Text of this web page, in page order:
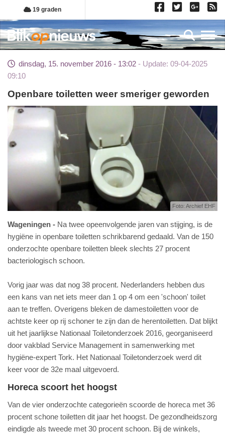
Overslaan
en
naar
de
gaan
19 graden
dinsdag, 15. november 2016 - 13:02
Update: 09-04-2025
09:10
Openbare toiletten weer smeriger geworden
Foto: Archief EHF
Wageningen
Na twee opeenvolgende jaren van stijging, is de
hygiëne in openbare toiletten schrikbarend gedaald. Van de 150
onderzochte openbare toiletten bleek slechts 27 procent
bacteriologisch schoon.
Vorig jaar was dat nog 38 procent. Nederlanders hebben dus
een kans van net iets meer dan 1 op 4 om een 'schoon' toilet
aan te treffen. Overigens bleken de damestoiletten voor de
achtste keer op rij schoner te zijn dan de herentoiletten. Dat blijkt
uit het jaarlijkse Nationaal Toiletonderzoek 2016, georganiseerd
door vakblad Service Management in samenwerking met
hygiëne-expert Tork. Het Nationaal Toiletonderzoek werd dit
keer voor de 32e maal uitgevoerd.
Horeca scoort het hoogst
Van de vier onderzochte categorieën scoorde de horeca met 36
procent schone toiletten dit jaar het hoogst. De gezondheidszorg
eindigde als tweede met 30 procent schoon. Bij de winkels,